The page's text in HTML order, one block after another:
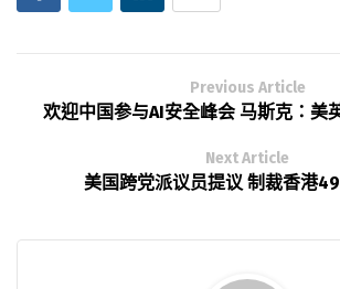
Previous Article
欢迎中国参与AI安全峰会 马斯克：美
Next Article
美国跨党派议员提议 制裁香港